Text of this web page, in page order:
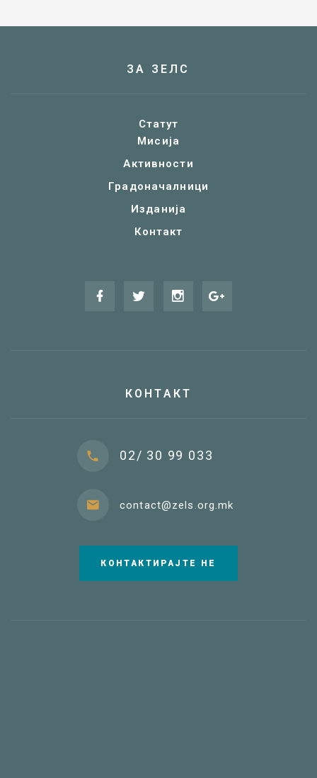
ЗА ЗЕЛС
Статут
Мисија
Активности
Градоначалници
Изданија
Контакт
КОНТАКТ
02/ 30 99 033
contact@zels.org.mk
КОНТАКТИРАЈТЕ НЕ